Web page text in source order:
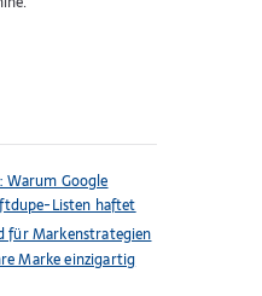
Google
Listen haftet
für Markenstrategien
Marke einzigartig